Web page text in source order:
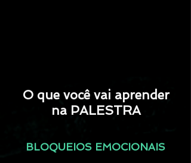
O que você vai aprender
na PALESTRA
BLOQUEIOS EMOCIONAIS